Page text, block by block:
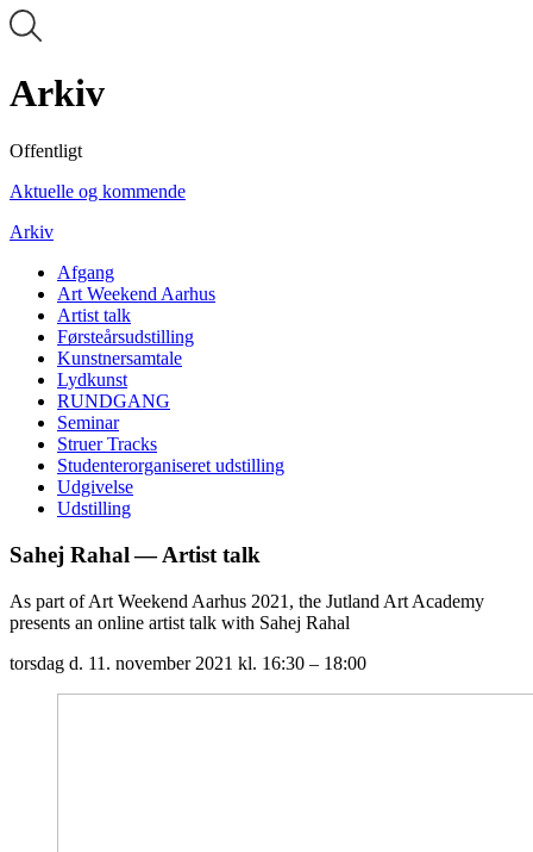
Arkiv
Offentligt
Aktuelle og kommende
Arkiv
Afgang
Art Weekend Aarhus
Artist talk
Førsteårsudstilling
Kunstnersamtale
Lydkunst
RUNDGANG
Seminar
Struer Tracks
Studenterorganiseret udstilling
Udgivelse
Udstilling
Sahej Rahal — Artist talk
As part of Art Weekend Aarhus 2021, the Jutland Art Academy
presents an online artist talk with Sahej Rahal
torsdag d. 11. november 2021 kl. 16:30 – 18:00